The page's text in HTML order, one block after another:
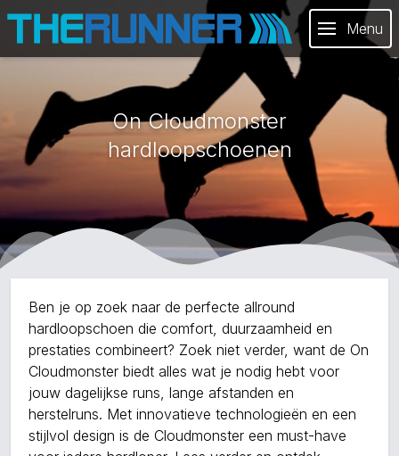
Menu
On Cloudmonster
hardloopschoenen
Ben je op zoek naar de perfecte allround
hardloopschoen die comfort, duurzaamheid en
prestaties combineert? Zoek niet verder, want de On
Cloudmonster biedt alles wat je nodig hebt voor
jouw dagelijkse runs, lange afstanden en
herstelruns. Met innovatieve technologieën en een
stijlvol design is de Cloudmonster een must-have